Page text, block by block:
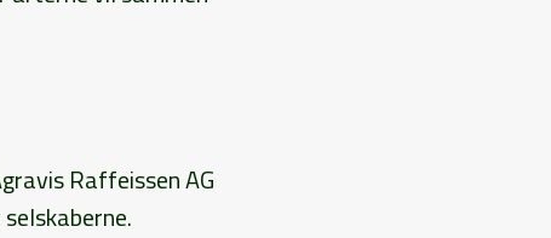
Raffeissen AG